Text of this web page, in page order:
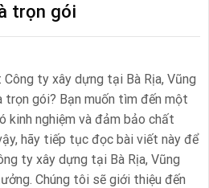
trọn gói
ty xây dựng tại Bà Rịa, Vũng
trọn gói? Bạn muốn tìm đến một
kinh nghiệm và đảm bảo chất
hãy tiếp tục đọc bài viết này để
ty xây dựng tại Bà Rịa, Vũng
Chúng tôi sẽ giới thiệu đến